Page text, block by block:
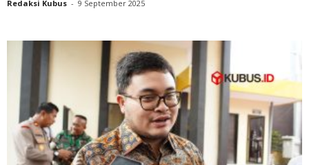
Redaksi Kubus - 9 September 2025